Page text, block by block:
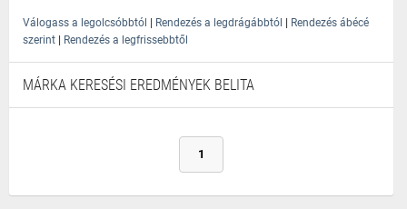
Válogass a legolcsóbbtól | Rendezés a legdrágábbtól | Rendezés ábécé
szerint | Rendezés a legfrissebbtől
MÁRKA KERESÉSI EREDMÉNYEK BELITA
1